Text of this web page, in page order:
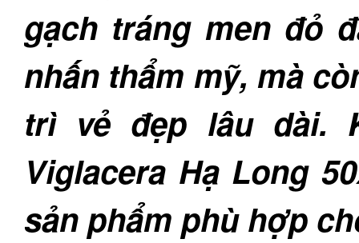
gạch tráng men đỏ
nhấn thẩm mỹ, mà
trì vẻ đẹp lâu dài.
Viglacera Hạ Long
sản phẩm phù hợp